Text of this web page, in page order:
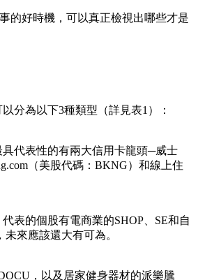
的好時機，可以真正檢視出哪些才是
分為以下3種類型（詳見表1）：
代表性的有兩大信用卡龍頭─威士
（美股代碼：BKNG）和線上住
表的個股有電商業的SHOP、SE和自
來應該還大有可為。
，以及居家健身器材的派樂騰